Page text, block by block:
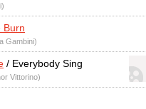
Burn
Gambini)
/ Everybody Sing
Vittorino)